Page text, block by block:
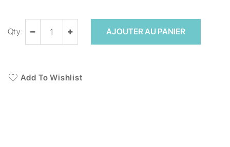
Qty: AJOUTER AU PANIER
Add To Wishlist